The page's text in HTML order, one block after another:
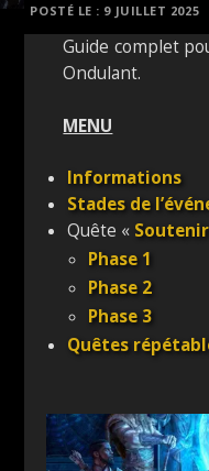
Guide complet
Ondulant.
MENU
Informations
Stades de
Quête «
Phase 1
Phase 2
Phase 3
Quêtes
POSTÉ LE : 9 JUILLET 2025